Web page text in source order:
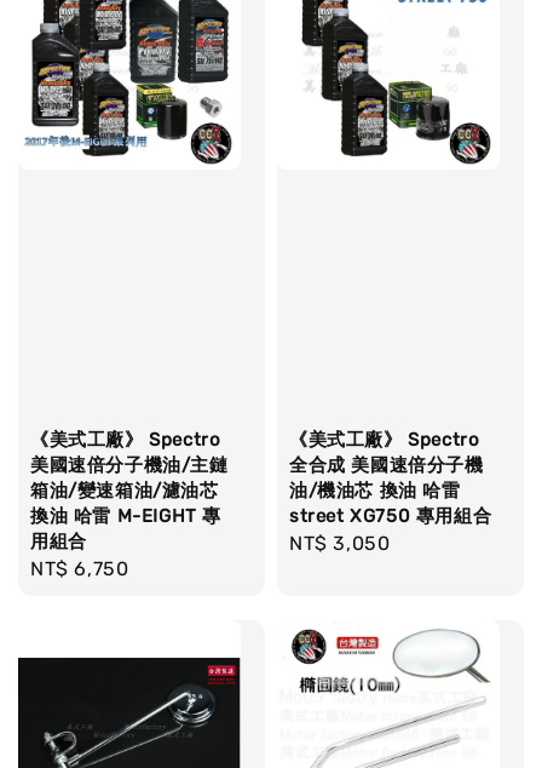
《美式工廠》 Spectro
美國速倍分子機油/主鏈
箱油/變速箱油/濾油芯
換油 哈雷 M-EIGHT 專
用組合
Regular
NT$ 6,750
《美式工廠》 Spectro
全合成 美國速倍分子機
油/機油芯 換油 哈雷
street XG750 專用組合
Regular
NT$ 3,050